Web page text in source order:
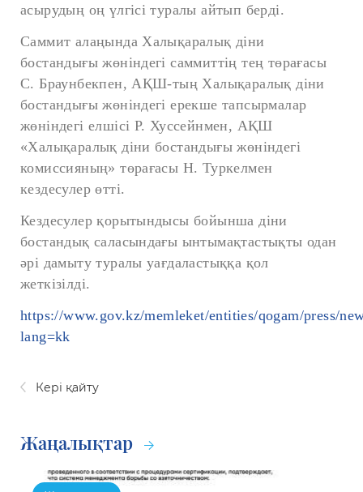
асырудың оң үлгісі туралы айтып берді.
Саммит алаңында Халықаралық діни
бостандығы жөніндегі саммиттің тең төрағасы
С. Браунбекпен, АҚШ-тың Халықаралық діни
бостандығы жөніндегі ерекше тапсырмалар
жөніндегі елшісі Р. Хуссейнмен, АҚШ
«Халықаралық діни бостандығы жөніндегі
комиссияның» төрағасы Н. Туркелмен
кездесулер өтті.
Кездесулер қорытындысы бойынша діни
бостандық саласындағы ынтымақтастықты одан
әрі дамыту туралы уағдаластыққа қол
жеткізілді.
https://www.gov.kz/memleket/entities/qogam/press/
lang=kk
Кері қайту
Жаңалықтар